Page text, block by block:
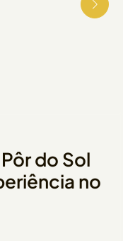
do Sol
no